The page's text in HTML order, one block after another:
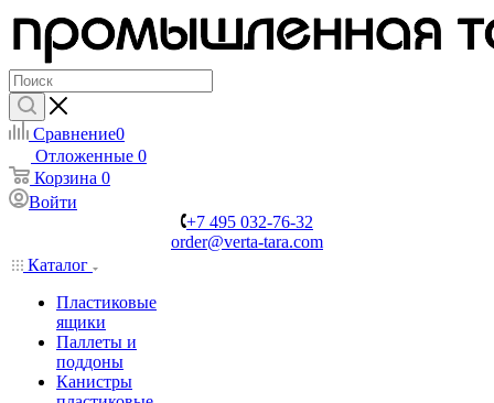
Сравнение0
Отложенные 0
Корзина 0
Войти
+7 495 032-76-32
order@verta-tara.com
Каталог
Пластиковые
ящики
Паллеты и
поддоны
Канистры